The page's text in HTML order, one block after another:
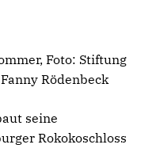
Foto: Stiftung
Rödenbeck
seine
Rokokoschloss